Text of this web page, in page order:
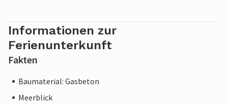
Informationen zur
Ferienunterkunft
Fakten
Baumaterial: Gasbeton
Meerblick